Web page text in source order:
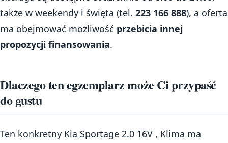
także w weekendy i święta (tel. 223 166 888), a oferta
ma obejmować możliwość przebicia innej
propozycji finansowania.
Dlaczego ten egzemplarz może Ci przypaść
do gustu
Ten konkretny Kia Sportage 2.0 16V , Klima ma